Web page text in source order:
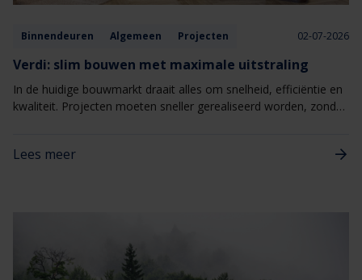
Binnendeuren Algemeen Projecten 02-07-2026
Verdi: slim bouwen met maximale uitstraling
In de huidige bouwmarkt draait alles om snelheid, efficiëntie en
kwaliteit. Projecten moeten sneller gerealiseerd worden, zonder
nieuwbouw- en woningbouwprojecten. Verdi combineert een
Lees meer